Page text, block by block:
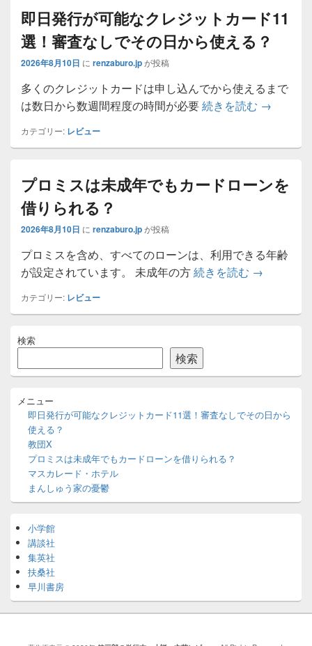
即日発行が可能なクレジットカード11
選！審査なしでその日から使える？
2026年8月10日 に renzaburo.jpが投稿
多くのクレジットカードは申し込んでから使えるまで
は数日から数週間程度の時間が必要続きを読む 即日発行
→
カテゴリー: レビュー
プロミスは未成年でもカードローンを
借りられる？
2026年8月10日 に renzaburo.jpが投稿
プロミスを含め、すべてのローンは、利用できる年齢
が設定されています。 未成年の方続きを読む プロミス
→
カテゴリー: レビュー
イ
サ
イ
バ
エ
ア
検索
検索
メニュー
即日発行が可能なクレジットカード11選！審査なしでその日から
使える？
教団X
プロミスは未成年でもカードローンを借りられる？
マスカレード・ホテル
まんしゅう家の憂鬱
小学館
講談社
集英社
扶桑社
早川書房